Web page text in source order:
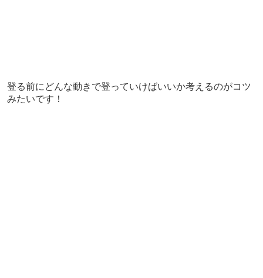
登る前にどんな動きで登っていけばいいか考えるのがコツ
みたいです！